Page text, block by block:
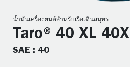
น้ำมันเครื่องยนต์สำหรับเรือเดินสมุทร
Taro® 40 XL 40X
SAE : 40